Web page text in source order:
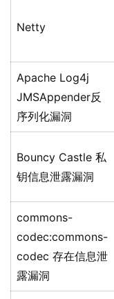
Netty
Apache Log4j
JMSAppender反
序列化漏洞
Bouncy Castle 私
钥信息泄露漏洞
commons-
codec:commons-
codec 存在信息泄
露漏洞